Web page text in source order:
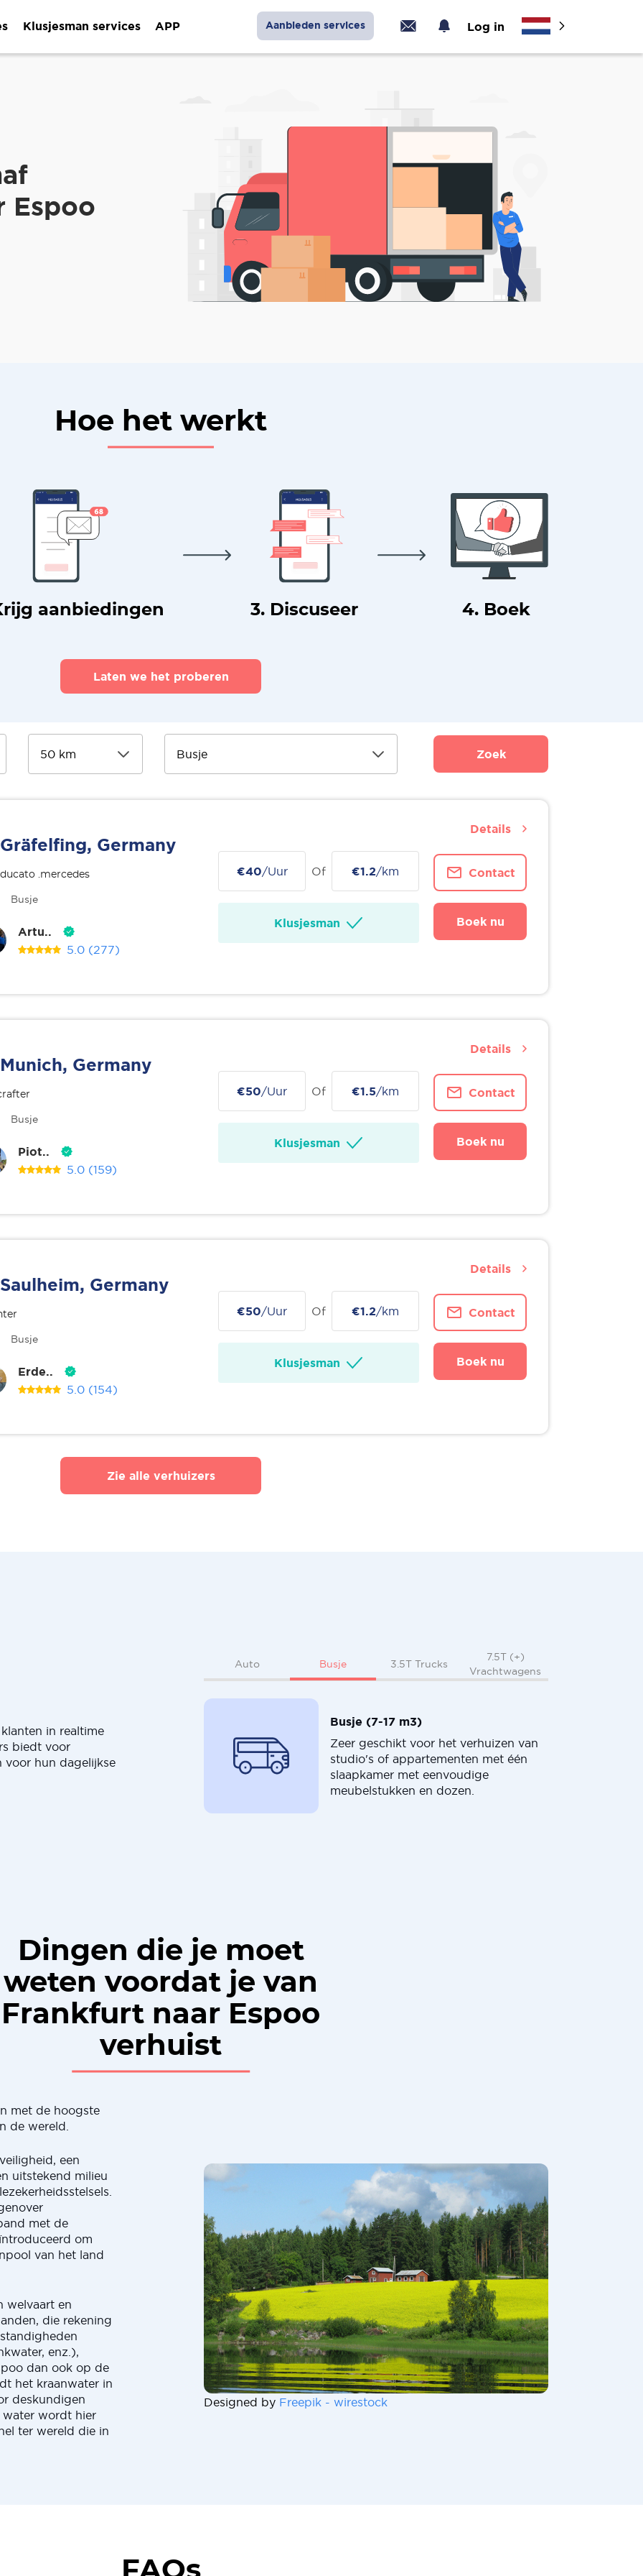
Klusjesman services APP Aanbieden services Log in
Espoo
Hoe het werkt
aanbiedingen 3. Discuseer 4. Boek
Laten we het proberen
Zoek
Gräfelfing, Germany
.mercedes
Busje
Artu..
5.0 (277)
€40/Uur Of €1.2/km
Klusjesman
Contact
Boek nu
Details
Munich, Germany
Busje
Piot..
5.0 (159)
€50/Uur Of €1.5/km
Klusjesman
Contact
Boek nu
Details
Saulheim, Germany
Busje
Erde..
5.0 (154)
€50/Uur Of €1.2/km
Klusjesman
Contact
Boek nu
Details
Zie alle verhuizers
in realtime
biedt voor
voor hun dagelijkse
Auto Busje 3.5T Trucks
7.5T (+)
Vrachtwagens
Busje (7-17 m3)
Zeer geschikt voor het verhuizen van
studio's of appartementen met één
slaapkamer met eenvoudige
meubelstukken en dozen.
Dingen die je moet
weten voordat je van
Frankfurt naar Espoo
verhuist
met de hoogste
de wereld.
een
uitstekend milieu
met de
om
van het land
welvaart en
die rekening
enz.),
dan ook op de
het kraanwater in
deskundigen
water wordt hier
ter wereld die in
Designed by Freepik - wirestock